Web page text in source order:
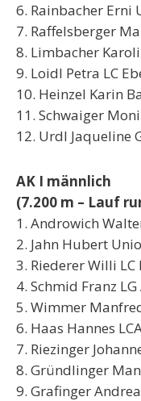
6. Rainbacher Erni
7. Raffelsberger
8. Limbacher
9. Loidl Petra LC
10. Heinzel Karin
11. Schwaiger
12. Urdl Jaqueline
AK I männlich
(7.200 m – Lauf
1. Androwich
2. Jahn Hubert
3. Riederer Willi LC
4. Schmid Franz
5. Wimmer
6. Haas Hannes
7. Riezinger
8. Gründlinger
9. Grafinger